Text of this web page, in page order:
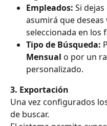
Empleados: Si
asumirá que
seleccionada en los
Tipo de Búsqueda:
Mensual o por un
personalizado.
3. Exportación
Una vez configurados
de buscar.